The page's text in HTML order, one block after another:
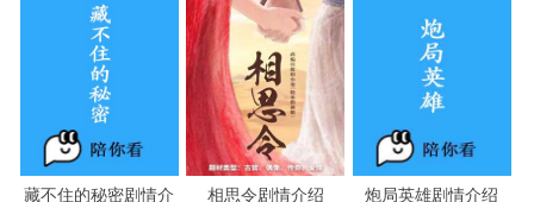
微机室外，黄旭华和严保国、赵达生、宏元四人排着
队，争分夺秒地进行运算。大家都在争分夺秒地进行生
产，没想到结果超重一百八十四吨，几百号人埋头苦干结
果是这样的结果，黄旭华气得拍桌子吼。黄旭华第一次发
这么大的火，连严保国都吓了一跳。布娃娃下蛋了，黄海
妮和严海霞为了让它多下蛋给它吃大米，可这些大米是人
藏不住的秘密剧情介 相思令剧情介绍 炮局英雄剧情介绍